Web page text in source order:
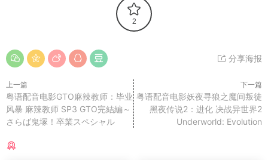
2
分享海报
上一篇
粤语配音电影GTO麻辣教师：毕业
风暴 麻辣教师 SP3 GTO完結編～
さらば鬼塚！卒業スペシャル
下一篇
粤语配音电影妖夜寻狼之魔间叛徒
黑夜传说2：进化 决战异世界2
Underworld: Evolution